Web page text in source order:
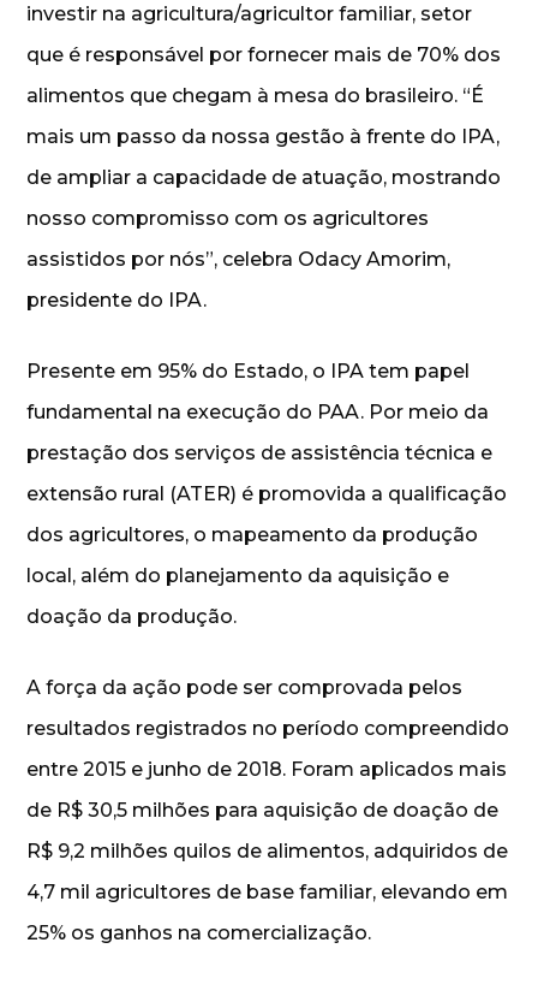
investir na agricultura/agricultor familiar, setor
que é responsável por fornecer mais de 70% dos
alimentos que chegam à mesa do brasileiro. “É
mais um passo da nossa gestão à frente do IPA,
de ampliar a capacidade de atuação, mostrando
nosso compromisso com os agricultores
assistidos por nós”, celebra Odacy Amorim,
presidente do IPA.
Presente em 95% do Estado, o IPA tem papel
fundamental na execução do PAA. Por meio da
prestação dos serviços de assistência técnica e
extensão rural (ATER) é promovida a qualificação
dos agricultores, o mapeamento da produção
local, além do planejamento da aquisição e
doação da produção.
A força da ação pode ser comprovada pelos
resultados registrados no período compreendido
entre 2015 e junho de 2018. Foram aplicados mais
de R$ 30,5 milhões para aquisição de doação de
R$ 9,2 milhões quilos de alimentos, adquiridos de
4,7 mil agricultores de base familiar, elevando em
25% os ganhos na comercialização.